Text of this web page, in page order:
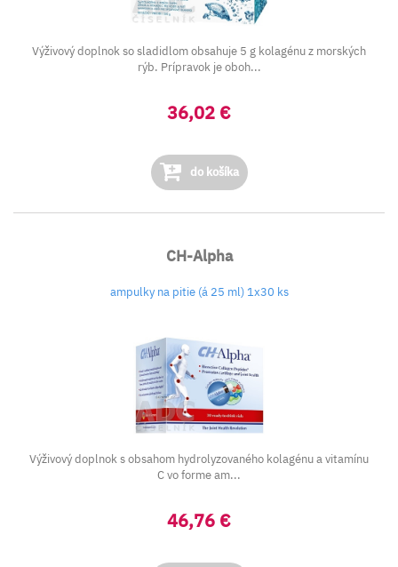
Výživový doplnok so sladidlom obsahuje 5 g kolagénu z morských
rýb. Prípravok je oboh...
36,02 €
do košíka
CH-Alpha
ampulky na pitie (á 25 ml) 1x30 ks
Výživový doplnok s obsahom hydrolyzovaného kolagénu a vitamínu
C vo forme am...
46,76 €